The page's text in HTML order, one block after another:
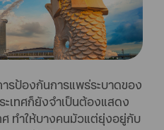
รป้องกันการแพร่ระบาดของ
ะเทศก็ยังจำเป็นต้องแสดง
ศ ทำให้บางคนมัวแต่ยุ่งอยู่กับ